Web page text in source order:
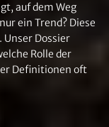
auf dem Weg
ein Trend? Diese
Dossier
Rolle der
Definitionen oft